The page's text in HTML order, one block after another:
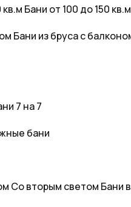
кв.м Бани от 100 до 150 кв.м
Бани из бруса с
7 на 7
бани
Со вторым светом Бани